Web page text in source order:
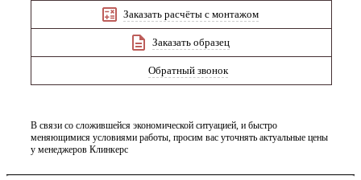
Заказать расчёты с монтажом
Заказать образец
Обратный звонок
В связи со сложившейся экономической ситуацией, и быстро
меняющимися условиями работы, просим вас уточнять актуальные цены
у менеджеров Клинкерс